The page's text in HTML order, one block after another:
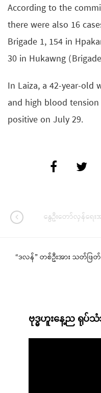
According to the
there were also 16
Brigade 1, 154 in
30 in Hukawng
In Laiza, a 42-year-old
and high blood
positive on July 29.
နွေဦးတော်လှန်ရေ
“ဒလန်” တစ်ဦးအား သတ်ဖြတ်
ဗုဒ္ဓဟူးနေ့ည ရုပ်